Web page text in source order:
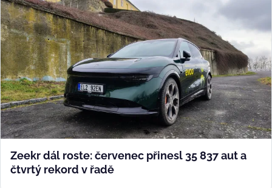
Zeekr dál roste: červenec přinesl 35 837 aut a
čtvrtý rekord v řadě